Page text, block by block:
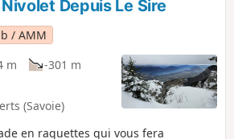
peu par hasard
une belle boucle
panoramas.
Depuis Le Sire
/ AMM
m
-301 m
(Savoie)
en raquettes qui vous fera